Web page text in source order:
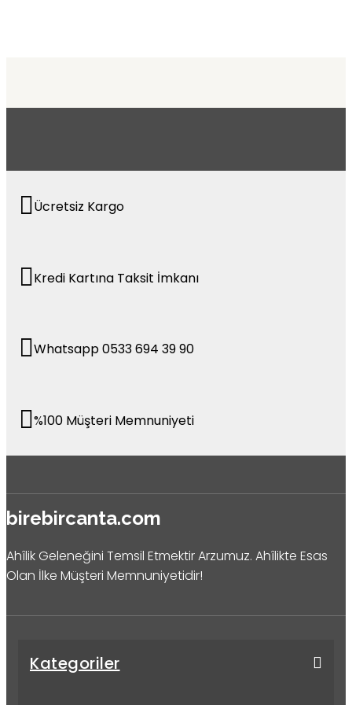
Ücretsiz Kargo
Kredi Kartına Taksit İmkanı
Whatsapp 0533 694 39 90
%100 Müşteri Memnuniyeti
birebircanta.com
Ahîlik Geleneğini Temsil Etmektir Arzumuz. Ahîlikte Esas
Olan İlke Müşteri Memnuniyetidir!
Kategoriler